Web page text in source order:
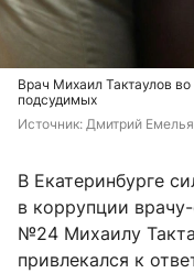
Врач Михаил Тактаулов
подсудимых
Источник: Дмитрий
В Екатеринбурге
в коррупции
№24 Михаилу
привлекался к